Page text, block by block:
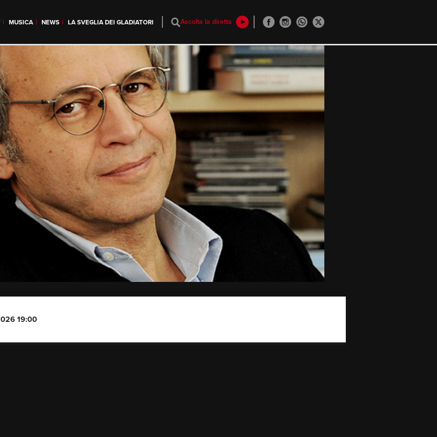
MUSICA NEWS LA SVEGLIA DEI GLADIATORI Ascolta la diretta
19:00